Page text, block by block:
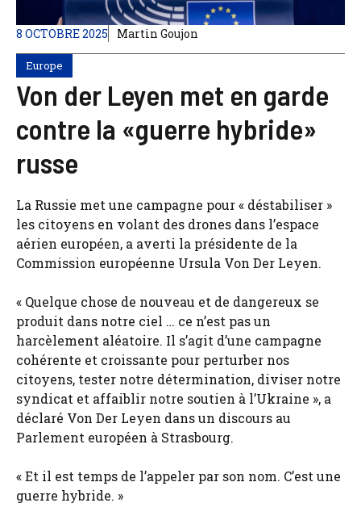
8 OCTOBRE 2025 Martin Goujon
Europe
Von der Leyen met en garde
contre la «guerre hybride»
russe
La Russie met une campagne pour « déstabiliser »
les citoyens en volant des drones dans l’espace
aérien européen, a averti la présidente de la
Commission européenne Ursula Von Der Leyen.
« Quelque chose de nouveau et de dangereux se
produit dans notre ciel … ce n’est pas un
harcèlement aléatoire. Il s’agit d’une campagne
cohérente et croissante pour perturber nos
citoyens, tester notre détermination, diviser notre
syndicat et affaiblir notre soutien à l’Ukraine », a
déclaré Von Der Leyen dans un discours au
Parlement européen à Strasbourg.
« Et il est temps de l’appeler par son nom. C’est une
guerre hybride. »